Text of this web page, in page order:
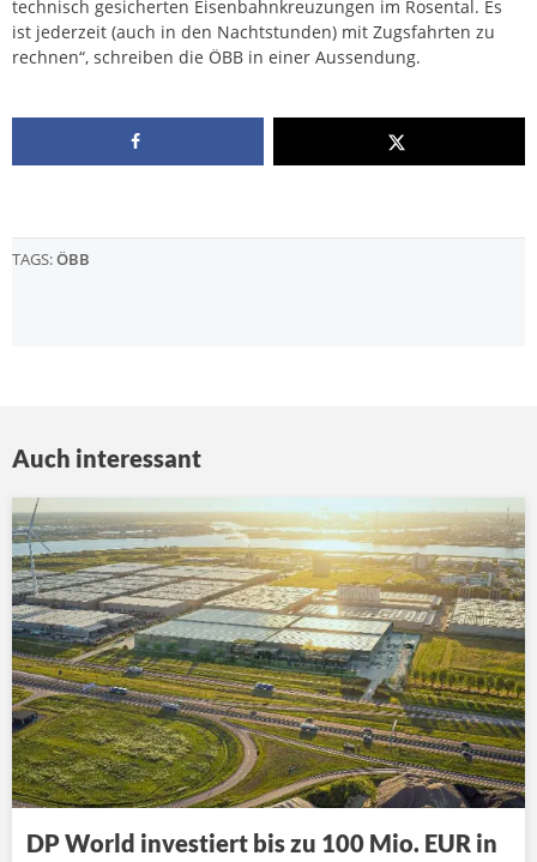
technisch gesicherten Eisenbahnkreuzungen im Rosental. Es
ist jederzeit (auch in den Nachtstunden) mit Zugsfahrten zu
rechnen“, schreiben die ÖBB in einer Aussendung.
TAGS:ÖBB
Auch interessant
DP World investiert bis zu 100 Mio. EUR in